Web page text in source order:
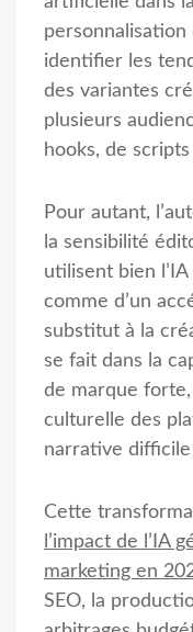
personnalisation
identifier les
des variantes
plusieurs
hooks, de
Pour autant,
la sensibilité
utilisent bien
comme d’un
substitut à la
se fait dans la
de marque
culturelle des
narrative difficile
Cette
l’impact de l’IA
marketing en
SEO, la